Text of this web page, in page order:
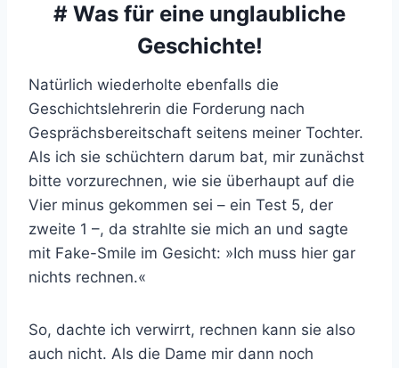
# Was für eine unglaubliche
Geschichte!
Natürlich wiederholte ebenfalls die
Geschichtslehrerin die Forderung nach
Gesprächsbereitschaft seitens meiner Tochter.
Als ich sie schüchtern darum bat, mir zunächst
bitte vorzurechnen, wie sie überhaupt auf die
Vier minus gekommen sei – ein Test 5, der
zweite 1 –, da strahlte sie mich an und sagte
mit Fake-Smile im Gesicht: »Ich muss hier gar
nichts rechnen.«
So, dachte ich verwirrt, rechnen kann sie also
auch nicht. Als die Dame mir dann noch